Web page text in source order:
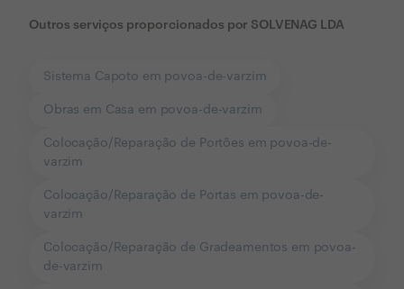
Outros serviços proporcionados por SOLVENAG LDA
Sistema Capoto em povoa-de-varzim
Obras em Casa em povoa-de-varzim
Colocação/Reparação de Portões em povoa-de-
varzim
Colocação/Reparação de Portas em povoa-de-
varzim
Colocação/Reparação de Gradeamentos em povoa-
de-varzim